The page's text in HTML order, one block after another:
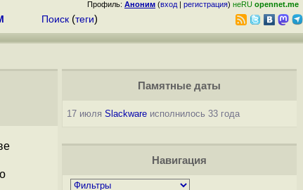
Профиль: Аноним (вход | регистрация) неRU opennet.me
Поиск (теги)
Памятные даты
17 июля Slackwareисполнилось 33 года
Навигация